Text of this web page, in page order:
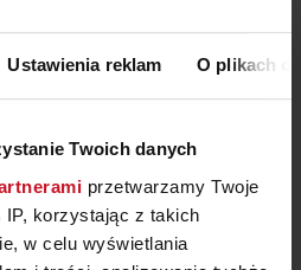
Ustawienia reklam O plikach
Twoich danych
przetwarzamy Twoje
IP, korzystając z takich
w celu wyświetlania
NATUREDESIGN
CENĘ W SALONIE